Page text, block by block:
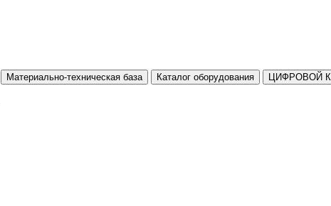
Материально-техническая база Каталог оборудования ЦИФРОВОЙ